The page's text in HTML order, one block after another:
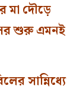
মা দৌড়ে
শুরু এমনই
সান্নিধ্যে